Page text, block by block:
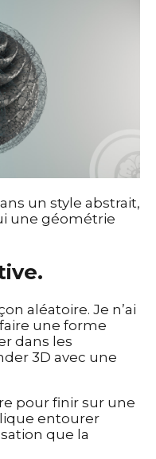
un style abstrait,
une géométrie
aléatoire. Je n’ai
une forme
dans les
3D avec une
pour finir sur une
entourer
que la